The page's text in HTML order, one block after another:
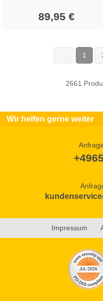
89,95 €
1
2661
Wir helfen gerne weiter
Impressum